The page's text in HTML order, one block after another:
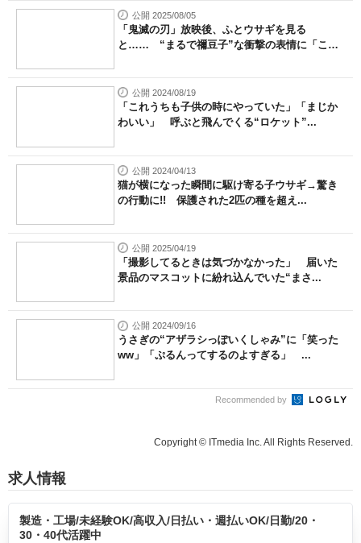
公開 2025/08/05
「鬼滅の刃」放映後、ふとウサギを見る
と…… “まるで禰豆子”な衝撃の表情に「こ
公開 2024/08/19
「これうちも子供の時にやっていた」「まじか
わいい」 呼ぶと飛んでくる“ロケット”...
公開 2024/04/13
猫が横になった瞬間に駆け寄る子ウサギ→驚き
の行動に!! 保護された2匹の種を超え...
公開 2025/04/19
「撮影してるときは気づかなかった」 届いた
景品のマスコットに紛れ込んでいた“まさ...
公開 2024/09/16
うさぎの“アザラシっぽいくしゃみ”に「笑った
ww」「ぷるんってするのよすぎる」 ...
Recommended by
Copyright © ITmedia Inc. All Rights Reserved.
求人情報
製造・工場/未経験OK/高収入/日払い・週払いOK/日勤/20・
30・40代活躍中